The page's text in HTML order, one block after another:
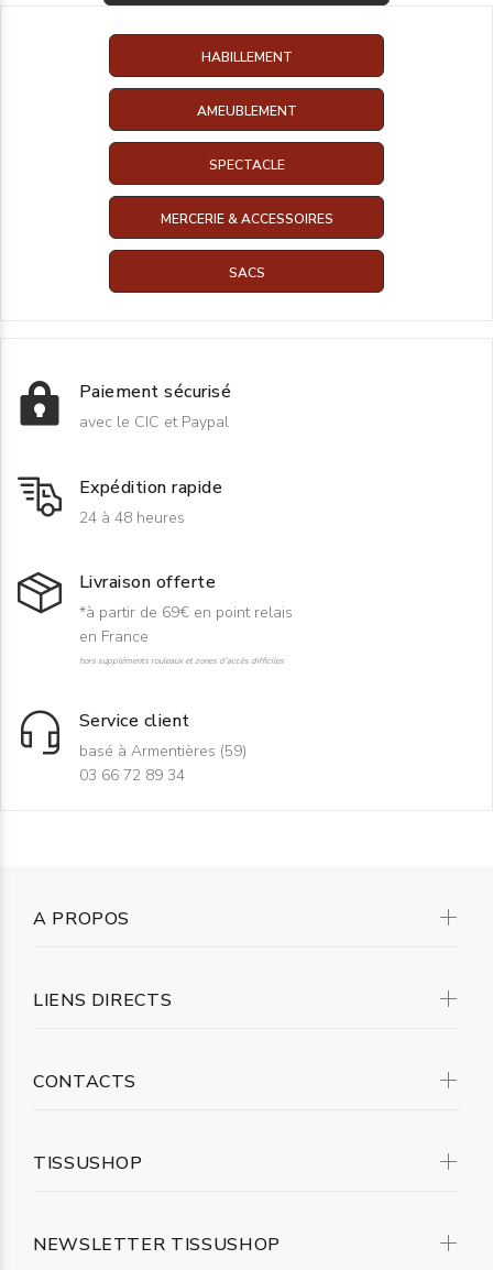
HABILLEMENT
AMEUBLEMENT
SPECTACLE
MERCERIE & ACCESSOIRES
SACS
Paiement sécurisé
avec le CIC et Paypal
Expédition rapide
24 à 48 heures
Livraison offerte
*à partir de 69€ en point relais
en France
hors suppléments rouleaux et zones d'accès difficiles
Service client
basé à Armentières (59)
03 66 72 89 34
NEWSLETTER TISSUSHOP
A PROPOS
LIENS DIRECTS
CONTACTS
TISSUSHOP